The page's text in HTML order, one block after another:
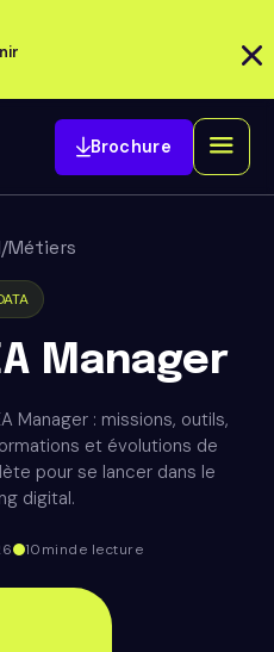
Brochure
/Métiers
Manager
Manager : missions, outils,
et évolutions de
pour se lancer dans le
digital.
10minde lecture